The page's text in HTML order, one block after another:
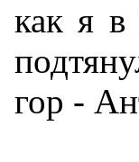
как я в
гор -